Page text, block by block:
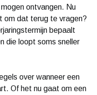
ontvangen. Nu
om dat terug te vragen?
bepaalt
die loopt soms sneller
over wanneer een
Of het nu gaat om een